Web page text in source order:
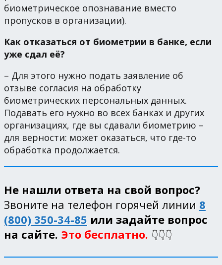
биометрическое опознавание вместо
пропусков в организации).
Как отказаться от биометрии в банке, если
уже сдал её?
– Для этого нужно подать заявление об
отзыве согласия на обработку
биометрических персональных данных.
Подавать его нужно во всех банках и других
организациях, где вы сдавали биометрию –
для верности: может оказаться, что где-то
обработка продолжается.
Не нашли ответа на свой вопрос?
Звоните на телефон горячей линии 8
(800) 350-34-85 или задайте вопрос
на сайте. Это бесплатно. 👇👇👇